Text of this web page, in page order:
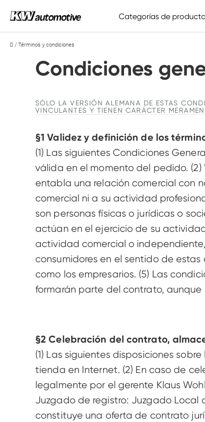
Categorías de
Tecnología de suspensión
Mostrar todo
Suspensión Accesorios
Sistema de ruedas
/ Términos y condiciones
Condiciones
SÓLO LA VERSIÓN ALEMANA DE ESTAS
VINCULANTES Y TIENEN CARÁCTER
§1 Validez y definición de los
(1) Las siguientes Condiciones
válida en el momento del pedido.
entabla una relación comercial con
comercial ni a su actividad
son personas físicas o jurídicas o
actúan en el ejercicio de su
actividad comercial o
consumidores en el sentido de
como los empresarios. (5) Las
formarán parte del contrato, aunque
§2 Celebración del contrato,
(1) Las siguientes disposiciones
tienda en Internet. (2) En caso de
legalmente por el gerente Klaus
Juzgado de registro: Juzgado Local
constituye una oferta de contrato